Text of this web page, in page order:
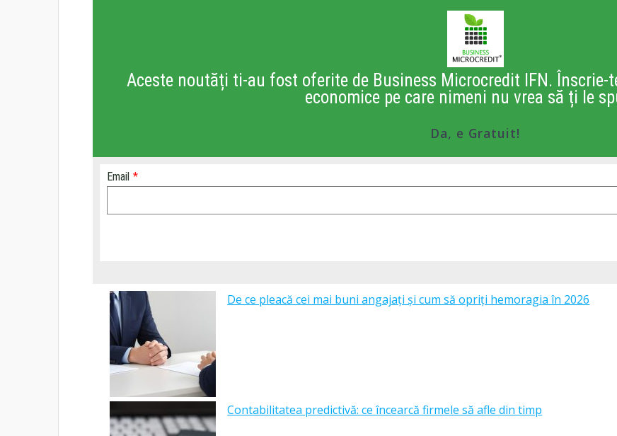
Aceste noutăți ti-au fost oferite de Business Microcredit IFN.
economice pe care nimeni nu vrea să ți le
Da, e Gratuit!
Email *
De ce pleacă cei mai buni angajați și cum să opriți hemoragia în 2026
Contabilitatea predictivă: ce încearcă firmele să afle din timp